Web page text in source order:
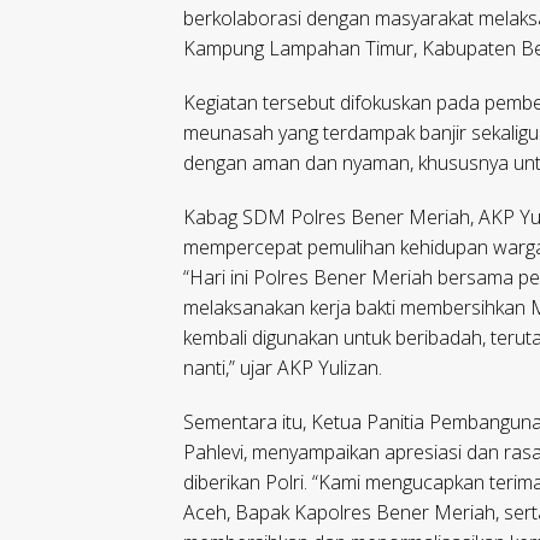
berkolaborasi dengan masyarakat
Kampung Lampahan Timur, Kabupaten
Kegiatan tersebut difokuskan pada
meunasah yang terdampak banjir
dengan aman dan nyaman, khususnya
Kabag SDM Polres Bener Meriah, AKP
mempercepat pemulihan kehidupan
“Hari ini Polres Bener Meriah bersama
melaksanakan kerja bakti
kembali digunakan untuk beribadah,
nanti,” ujar AKP Yulizan.
Sementara itu, Ketua Panitia
Pahlevi, menyampaikan apresiasi dan
diberikan Polri. “Kami mengucapkan
Aceh, Bapak Kapolres Bener Meriah,